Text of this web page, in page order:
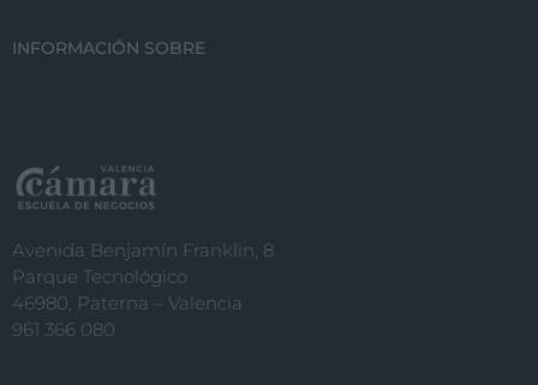
INFORMACIÓN SOBRE
Avenida Benjamín Franklin, 8
Parque Tecnológico
46980, Paterna – Valencia
961 366 080